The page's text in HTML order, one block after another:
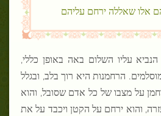
אלו שאללה ירחם עליהם
עליו השלום באה באופן כללי,
הרחמנות היא רוך בלב, ובגלל
על מצבו של כל אדם שסובל, והוא
והוא ירחם על הקטן ויכבד על את